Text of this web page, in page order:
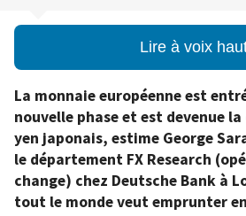
Lire à voix
La monnaie européenne est
nouvelle phase et est devenue
yen japonais, estime George
le département FX Research
change) chez Deutsche Bank à
tout le monde veut emprunter